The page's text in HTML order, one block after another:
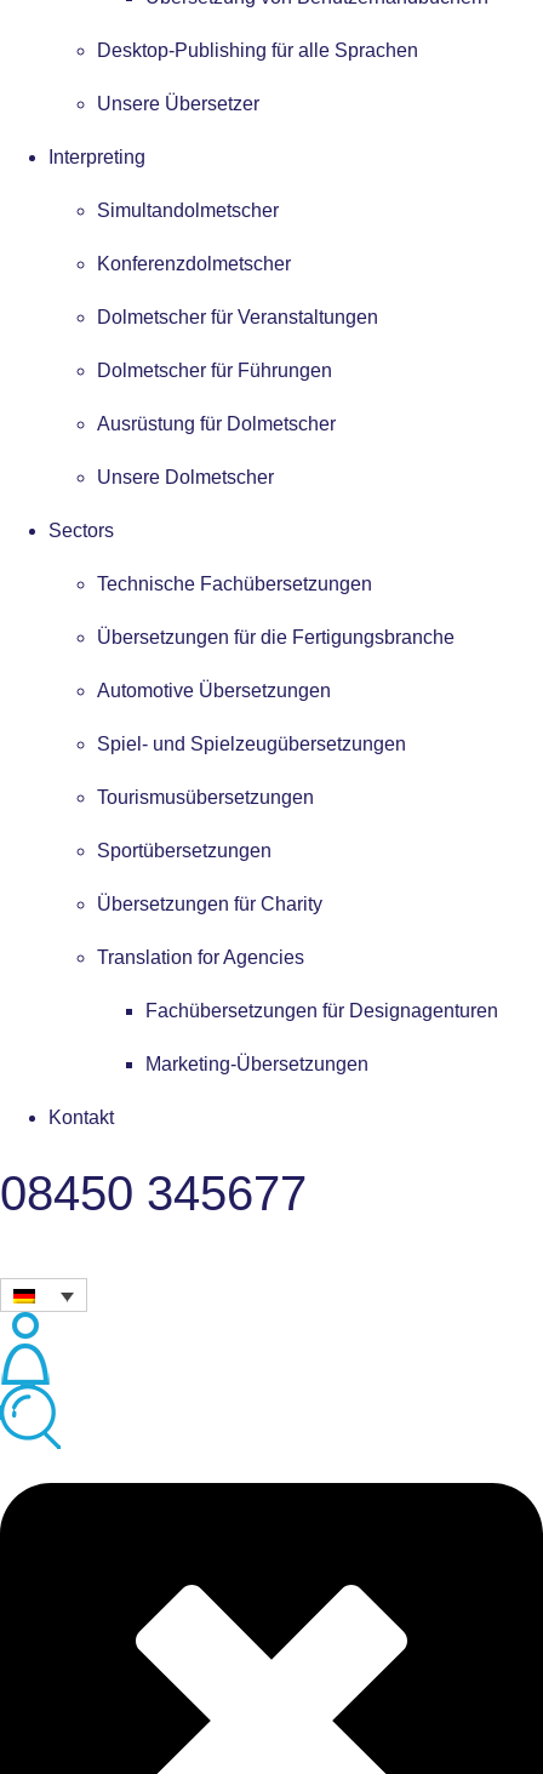
Desktop-Publishing für alle Sprachen
Unsere Übersetzer
Interpreting
Simultandolmetscher
Konferenzdolmetscher
Dolmetscher für Veranstaltungen
Dolmetscher für Führungen
Ausrüstung für Dolmetscher
Unsere Dolmetscher
Sectors
Technische Fachübersetzungen
Übersetzungen für die Fertigungsbranche
Automotive Übersetzungen
Spiel- und Spielzeugübersetzungen
Tourismusübersetzungen
Sportübersetzungen
Übersetzungen für Charity
Translation for Agencies
Fachübersetzungen für Designagenturen
Marketing-Übersetzungen
Kontakt
08450 345677